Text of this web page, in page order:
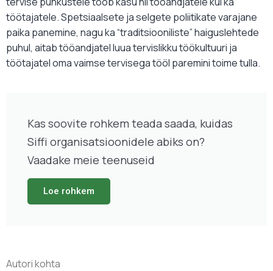
töötajatele. Spetsiaalsete ja selgete poliitikate varajane
paika panemine, nagu ka “traditsiooniliste” haiguslehtede
puhul, aitab tööandjatel luua tervislikku töökultuuri ja
töötajatel oma vaimse tervisega tööl paremini toime tulla.
Kas soovite rohkem teada saada, kuidas
Siffi organisatsioonidele abiks on?
Vaadake meie teenuseid
Loe rohkem
Autori kohta